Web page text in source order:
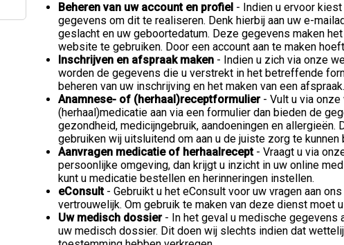
Beheren van uw account en profiel - Indien u ervoor
gegevens om dit te realiseren. Denk hierbij aan uw e-
geslacht en uw geboortedatum. Deze gegevens maken
website te gebruiken. Door een account aan te maken
Inschrijven en afspraak maken - Indien u zich via onze
worden de gegevens die u verstrekt in het betreffende
beheren van uw inschrijving en het maken van een afspraak.
Anamnese- of (herhaal)receptformulier- Vult u via onze
(herhaal)medicatie aan via een formulier dan bieden de
gezondheid, medicijngebruik, aandoeningen en
gebruiken wij uitsluitend om aan u de juiste zorg te kunnen
Aanvragen medicatie of herhaalrecept - Vraagt u via
persoonlijke omgeving, dan krijgt u inzicht in uw online
kunt u medicatie bestellen en herinneringen instellen.
eConsult - Gebruikt u het eConsult voor uw vragen aan
vertrouwelijk. Om gebruik te maken van deze dienst moet
Uw medisch dossier- In het geval u medische gegevens
uw medisch dossier. Dit doen wij slechts indien dat